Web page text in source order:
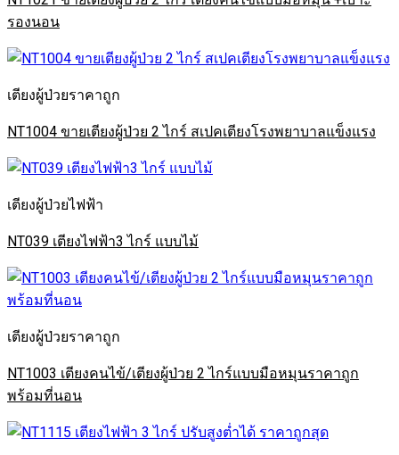
รองนอน
เตียงผู้ป่วยราคาถูก
NT1004 ขายเตียงผู้ป่วย 2 ไกร์ สเปคเตียงโรงพยาบาลแข็งแรง
เตียงผู้ป่วยไฟฟ้า
NT039 เตียงไฟฟ้า3 ไกร์ แบบไม้
เตียงผู้ป่วยราคาถูก
NT1003 เตียงคนไข้/เตียงผู้ป่วย 2 ไกร์แบบมือหมุนราคาถูก
พร้อมที่นอน